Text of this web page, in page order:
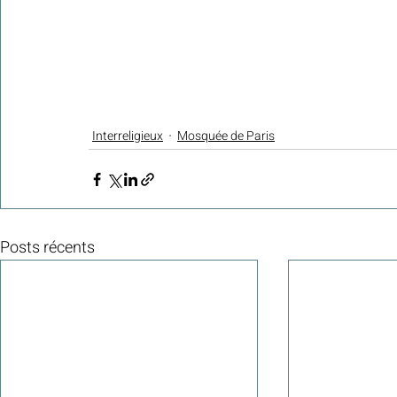
Interreligieux Mosquée de Paris
Posts récents